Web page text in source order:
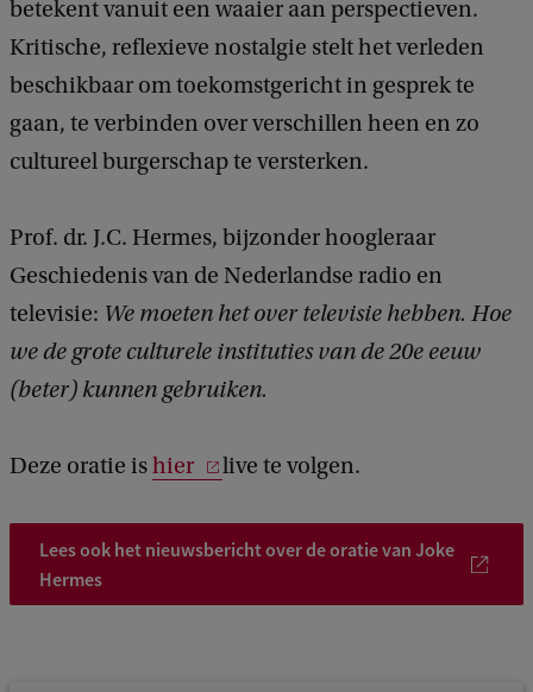
.
H
o
e
w
d
e
g
r
o
e
c
betekent vanuit een waaier aan perspectieven.
Kritische, reflexieve nostalgie stelt het verleden
beschikbaar om toekomstgericht in gesprek te
gaan, te verbinden over verschillen heen en zo
cultureel burgerschap te versterken.
Prof. dr. J.C. Hermes, bijzonder hoogleraar
Geschiedenis van de Nederlandse radio en
televisie: We moeten het over televisie hebben. Hoe
we de grote culturele instituties van de 20e eeuw
(beter) kunnen gebruiken.
Deze oratie ishier live te volgen.
Lees ook het nieuwsbericht over de oratie van Joke
Hermes